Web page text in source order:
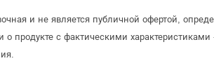
и не является публичной офертой,
продукте с фактическими